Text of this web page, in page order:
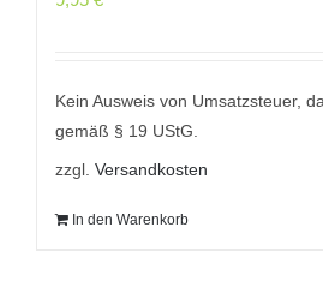
Kein Ausweis von Umsatzsteuer,
gemäß § 19 UStG.
zzgl. Versandkosten
In den Warenkorb